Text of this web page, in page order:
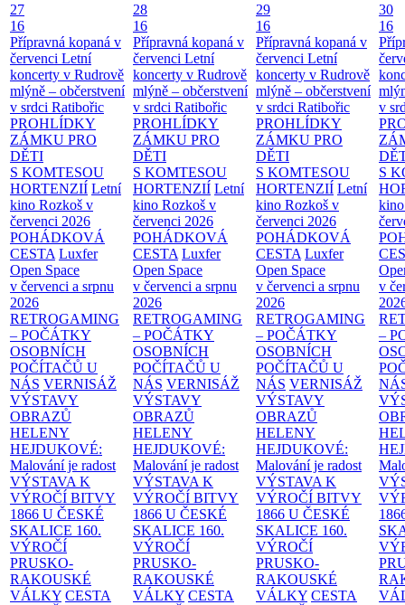
27
16
Přípravná kopaná v
červenci Letní
koncerty v Rudrově
mlýně – občerstvení
v srdci Ratibořic
PROHLÍDKY
ZÁMKU PRO
DĚTI
S KOMTESOU
HORTENZIÍ Letní
kino Rozkoš v
červenci 2026
POHÁDKOVÁ
CESTA Luxfer
Open Space
v červenci a srpnu
2026
RETROGAMING
– POČÁTKY
OSOBNÍCH
POČÍTAČŮ U
NÁS VERNISÁŽ
VÝSTAVY
OBRAZŮ
HELENY
HEJDUKOVÉ:
Malování je radost
VÝSTAVA K
VÝROČÍ BITVY
1866 U ČESKÉ
SKALICE 160.
VÝROČÍ
PRUSKO-
RAKOUSKÉ
VÁLKY CESTA
28
16
Přípravná kopaná v
červenci Letní
koncerty v Rudrově
mlýně – občerstvení
v srdci Ratibořic
PROHLÍDKY
ZÁMKU PRO
DĚTI
S KOMTESOU
HORTENZIÍ Letní
kino Rozkoš v
červenci 2026
POHÁDKOVÁ
CESTA Luxfer
Open Space
v červenci a srpnu
2026
RETROGAMING
– POČÁTKY
OSOBNÍCH
POČÍTAČŮ U
NÁS VERNISÁŽ
VÝSTAVY
OBRAZŮ
HELENY
HEJDUKOVÉ:
Malování je radost
VÝSTAVA K
VÝROČÍ BITVY
1866 U ČESKÉ
SKALICE 160.
VÝROČÍ
PRUSKO-
RAKOUSKÉ
VÁLKY CESTA
29
16
Přípravná kopaná v
červenci Letní
koncerty v Rudrově
mlýně – občerstvení
v srdci Ratibořic
PROHLÍDKY
ZÁMKU PRO
DĚTI
S KOMTESOU
HORTENZIÍ Letní
kino Rozkoš v
červenci 2026
POHÁDKOVÁ
CESTA Luxfer
Open Space
v červenci a srpnu
2026
RETROGAMING
– POČÁTKY
OSOBNÍCH
POČÍTAČŮ U
NÁS VERNISÁŽ
VÝSTAVY
OBRAZŮ
HELENY
HEJDUKOVÉ:
Malování je radost
VÝSTAVA K
VÝROČÍ BITVY
1866 U ČESKÉ
SKALICE 160.
VÝROČÍ
PRUSKO-
RAKOUSKÉ
VÁLKY CESTA
30
16
v
S
v
–